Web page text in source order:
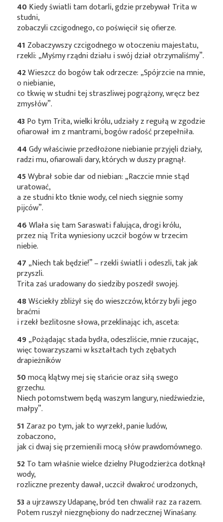
40Kiedy światli tam dotarli, gdzie przebywał Trita w
studni,
zobaczyli czcigodnego, co poświęcił się ofierze.
41 Zobaczywszy czcigodnego w otoczeniu majestatu,
rzekli: „Myśmy rządni działu i swój dział otrzymaliśmy”.
42Wieszcz do bogów tak odrzecze: „Spójrzcie na mnie,
o niebianie,
co tkwię w studni tej straszliwej pogrążony, wręcz bez
zmysłów”.
43Po tym Trita, wielki królu, udziały z regułą w zgodzie
ofiarował im z mantrami, bogów radość przepełniła.
44Gdy właściwie przedłożone niebianie przyjęli działy,
radzi mu, ofiarowali dary, których w duszy pragnął.
45Wybrał sobie dar od niebian: „Raczcie mnie stąd
uratować,
a ze studni kto tknie wody, cel niech sięgnie somy
pijców”.
46Wlała się tam Saraswati falująca, drogi królu,
przez nią Trita wyniesiony uczcił bogów w trzecim
niebie.
47 „Niech tak będzie!” – rzekli światli i odeszli, tak jak
przyszli.
Trita zaś uradowany do siedziby poszedł swojej.
48Wściekły zbliżył się do wieszczów, którzy byli jego
braćmi
i rzekł bezlitosne słowa, przeklinając ich, asceta:
49„Pożądając stada bydła, odeszliście, mnie rzucając,
więc towarzyszami w kształtach tych zębatych
drapieżników
50mocą klątwy mej się stańcie oraz siłą swego
grzechu.
Niech potomstwem będą waszym langury, niedźwiedzie,
małpy”.
51 Zaraz po tym, jak to wyrzekł, panie ludów,
zobaczono,
jak ci dwaj się przemienili mocą słów prawdomównego.
52To tam właśnie wielce dzielny Pługodzierżca dotknął
wody,
rozliczne prezenty dawał, uczcił dwakroć urodzonych,
53a ujrzawszy Udapanę, bród ten chwalił raz za razem.
Potem ruszył niezgnębiony do nadrzecznej Winaśany.